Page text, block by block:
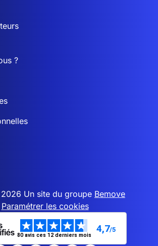
?
Un site du groupe Bemove
Paramétrer les cookies
80 avis ces 12 derniers mois
4,7/5